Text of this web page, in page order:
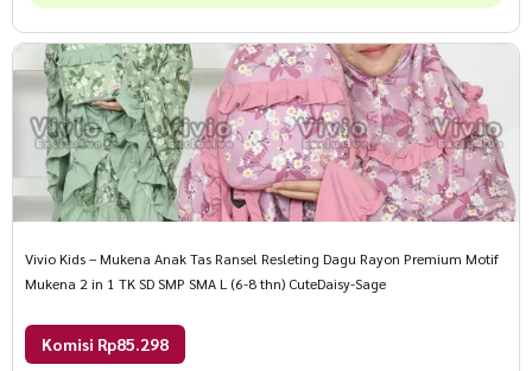
Vivio Kids – Mukena Anak Tas Ransel Resleting Dagu Rayon Premium Motif
Mukena 2 in 1 TK SD SMP SMA L (6-8 thn) CuteDaisy-Sage
Komisi Rp85.298